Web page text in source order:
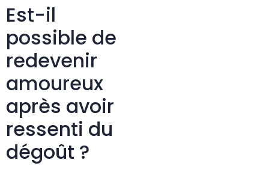
Est-il
possible de
redevenir
amoureux
après avoir
ressenti du
dégoût ?